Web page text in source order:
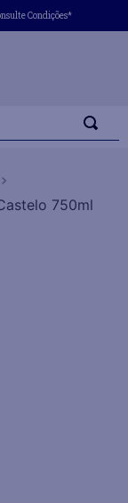
Condições*
750ml